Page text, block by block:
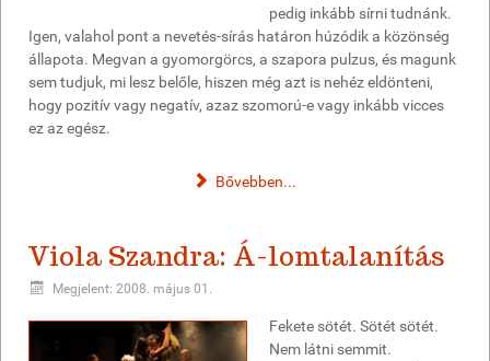
pedig inkább sírni tudnánk.
Igen, valahol pont a nevetés-sírás határon húzódik a közönség
állapota. Megvan a gyomorgörcs, a szapora pulzus, és magunk
sem tudjuk, mi lesz belőle, hiszen még azt is nehéz eldönteni,
hogy pozitív vagy negatív, azaz szomorú-e vagy inkább vicces
ez az egész.
Bővebben...
Viola Szandra: Á-lomtalanítás
Megjelent: 2008. május 01.
Fekete sötét. Sötét sötét.
Nem látni semmit.